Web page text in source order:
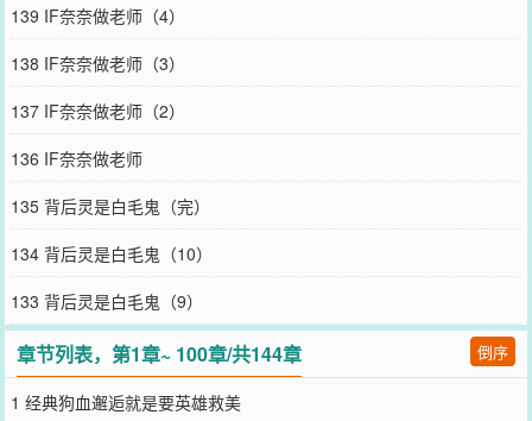
一边教新同学正确地朋友观。后来。丸子头少年笑容蛊惑，“是呢，我
们朋友就是会形影不离，拥抱睡觉也很正常，对吧奈奈？”黑岛奈：
“……”糟！好像浪过头了。她连忙捡起人设，“但我是你挚友的老
婆……”丸子头少年淡定地拿出手机，“喂，是28岁的悟吗，我想照顾
奈奈可以吗？”他挂掉电话，笑眯眯说，“悟没有拒绝呢。”“……”不
是，你那里面有人回应吗？——混血学弟七海面对新转来的学姐，冷
静保持距离，直到他梦到未来了。成年人的他抱着浑身是血，却仍然
是十六岁的学姐奔跑。学姐仿佛交代遗言，虚弱道：“娜娜米，我们，
是朋友吗？”七海从梦中惊醒。每次见到学姐都会回想起梦中期冀的目
光。他开始忍不住关心学姐……——还有小太阳学弟，天与暴君等
等，黑岛奈回过神忽然发现自己好像刷过火了。#怎么就修罗场了呢，
也没说有这个本啊#大家都别争了，真的我只爱28悟，和你们没可能#
再也遇不到的白月光就是永恒的朱砂痣，没有人能打败，连他自己都
不可以！（暴言）于是大家维持在微妙的平衡，直到28悟突然出现：
“嗯？听说你喜欢老师我？”黑岛奈眼前一黑：“……”自杀吧。下周目说
不定会轻松点。□前期互演，后期修罗场□前期的最强DK们belike：我
是剧本组欸，才不会被骗，后期：得加点○戏□女主天然屑□这本是万
139 IF奈奈做老师（4）
138 IF奈奈做老师（3）
137 IF奈奈做老师（2）
136 IF奈奈做老师
135 背后灵是白毛鬼（完）
134 背后灵是白毛鬼（10）
133 背后灵是白毛鬼（9）
章节列表，第1章~ 100章/共144章 倒序
1 经典狗血邂逅就是要英雄救美